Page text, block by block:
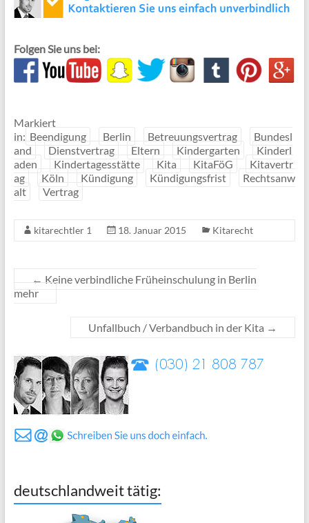
Folgen Sie uns bei:
Markiert
in: Beendigung Berlin Betreuungsvertrag
Bundesl
and
Dienstvertrag Eltern Kindergarten
Kinderl
aden
Kindertagesstätte Kita KitaFöG
Kitavertr
ag
Köln Kündigung Kündigungsfrist
Rechtsanw
alt
Vertrag
kitarechtler 1 18. Januar 2015 Kitarecht
← Keine verbindliche Früheinschulung in Berlin
mehr
Unfallbuch / Verbandbuch in der Kita →
deutschlandweit tätig: